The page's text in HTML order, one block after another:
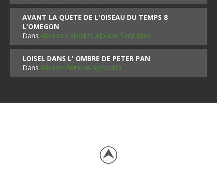
AVANT LA QUETE DE L'OISEAU DU TEMPS 8
L'OMEGON
DansAlbums collectifs Albums Scénarios
LOISEL DANS L' OMBRE DE PETER PAN
DansAlbums Editions Spéciales